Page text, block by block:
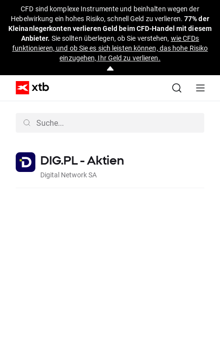
CFD sind komplexe Instrumente und beinhalten wegen der
Hebelwirkung ein hohes Risiko, schnell Geld zu verlieren.77% der
Kleinanlegerkonten verlieren Geld beim CFD-Handel mit diesem
Anbieter. Sie sollten überlegen, ob Sie verstehen, wie CFDs
funktionieren, und ob Sie es sich leisten können, das hohe Risiko
einzugehen, Ihr Geld zu verlieren.
DIG.PL - Aktien
Digital Network SA